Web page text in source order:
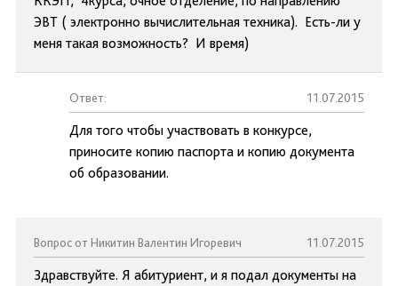
ЭВТ ( электронно вычислительная техника). Есть-ли у
меня такая возможность? И время)
Ответ: 11.07.2015
Для того чтобы участвовать в конкурсе,
приносите копию паспорта и копию документа
об образовании.
Вопрос от Никитин Валентин Игоревич 11.07.2015
Здравствуйте. Я абитуриент, и я подал документы на